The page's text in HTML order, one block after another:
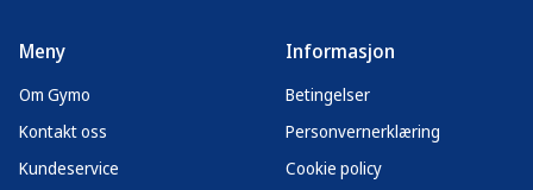
Meny
Om Gymo
Kontakt oss
Kundeservice
Informasjon
Betingelser
Personvernerklæring
Cookie policy